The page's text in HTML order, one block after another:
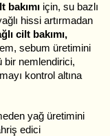
bakımı için, su bazlı
hissi artırmadan
cilt bakımı,
sebum üretimini
bir nemlendirici,
kontrol altına
yağ üretimini
edici